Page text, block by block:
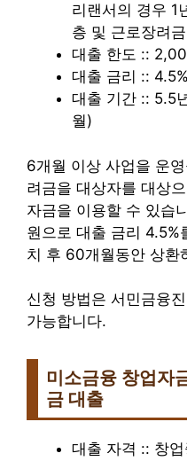
리랜서의 경우 1
층 및 근로장려
대출 한도 ::
대출 금리 :: 4.5%
대출 기간 :: 5.5
월)
6개월 이상 사업을 운
려금을 대상자를 대상
자금을 이용할 수 있습
원으로 대출 금리
치 후 60개월동안 상환
신청 방법은 서민금융
가능합니다.
미소금융 창업자
금 대출
대출 자격 :: 창